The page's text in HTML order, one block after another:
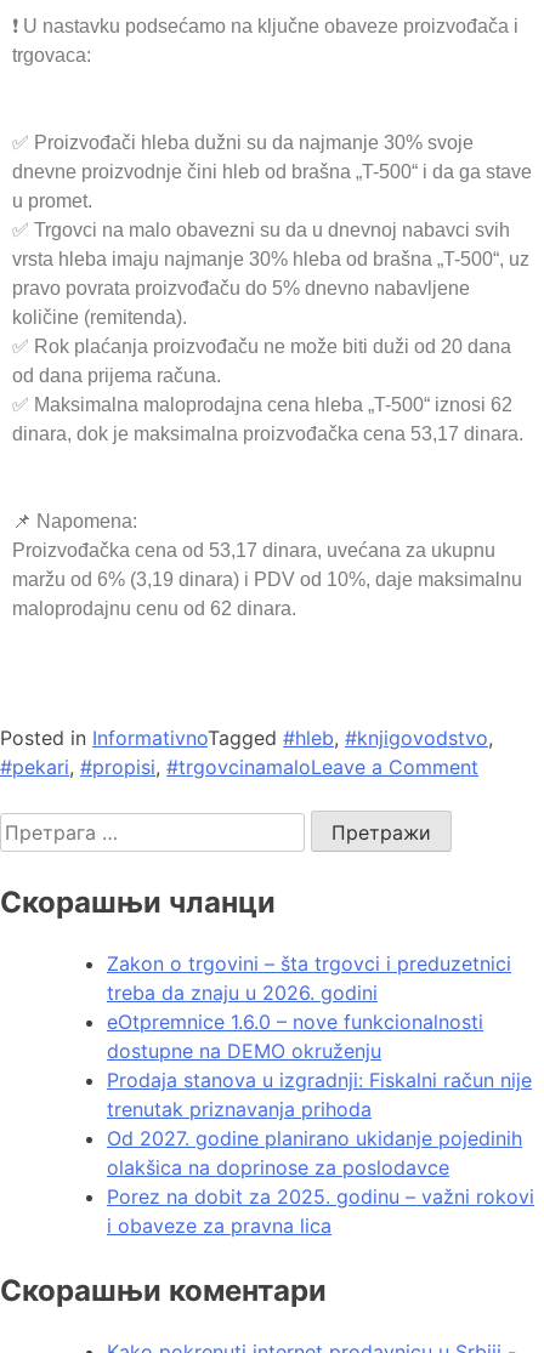
❗ U nastavku podsećamo na ključne obaveze proizvođača i
trgovaca:
✅ Proizvođači hleba dužni su da najmanje 30% svoje
dnevne proizvodnje čini hleb od brašna „T-500“ i da ga stave
u promet.
✅ Trgovci na malo obavezni su da u dnevnoj nabavci svih
vrsta hleba imaju najmanje 30% hleba od brašna „T-500“, uz
pravo povrata proizvođaču do 5% dnevno nabavljene
količine (remitenda).
✅ Rok plaćanja proizvođaču ne može biti duži od 20 dana
od dana prijema računa.
✅ Maksimalna maloprodajna cena hleba „T-500“ iznosi 62
dinara, dok je maksimalna proizvođačka cena 53,17 dinara.
📌 Napomena:
Proizvođačka cena od 53,17 dinara, uvećana za ukupnu
maržu od 6% (3,19 dinara) i PDV od 10%, daje maksimalnu
maloprodajnu cenu od 62 dinara.
Posted in InformativnoTagged #hleb, #knjigovodstvo,
#pekari, #propisi, #trgovcinamaloLeave a Comment
Скорашњи чланци
Zakon o trgovini – šta trgovci i preduzetnici
treba da znaju u 2026. godini
eOtpremnice 1.6.0 – nove funkcionalnosti
dostupne na DEMO okruženju
Prodaja stanova u izgradnji: Fiskalni račun nije
trenutak priznavanja prihoda
Od 2027. godine planirano ukidanje pojedinih
olakšica na doprinose za poslodavce
Porez na dobit za 2025. godinu – važni rokovi
i obaveze za pravna lica
Скорашњи коментари